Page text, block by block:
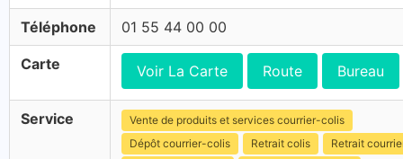
Téléphone 01 55 44 00 00
Carte Voir La Carte Route Bureau
Service
Vente de produits et services courrier-colis
Dépôt courrier-colis
Retrait colis
Retrait